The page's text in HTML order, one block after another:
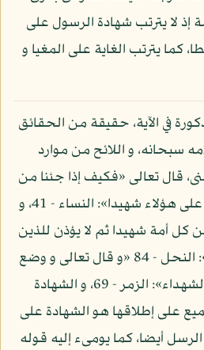
إذ لا يترتب شهادة الرسول على
كما يترتب الغاية على المغيا و
في الآية، حقيقة من الحقائق
سبحانه، و اللائح من موارد
قال تعالى «فكيف إذا جئنا من
كل أمة بشهيد و جئنا بك على هؤلاء شهيدا»: النساء - 41، و
كل أمة شهيدا ثم لا يؤذن للذين
كفروا و لا هم يستعتبون»: النحل - 84 «و قال تعالى و وضع
الكتاب و جيء بالنبيين و الشهداء»: الزمر - 69، و الشهادة
على إطلاقها هو الشهادة على
أيضا، كما يومىء إليه قوله